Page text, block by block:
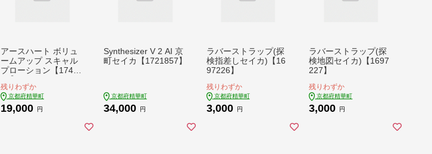
アースハート ボリュ
ームアップ スキャル
プローション【17488
残りわずか
京都府精華町
19,000 円
Synthesizer V 2 AI 京
町セイカ【1721857】
京都府精華町
34,000 円
ラバーストラップ(探
検指差しセイカ)【16
97226】
残りわずか
京都府精華町
3,000 円
ラバーストラップ(探
検地図セイカ)【1697
227】
残りわずか
京都府精華町
3,000 円